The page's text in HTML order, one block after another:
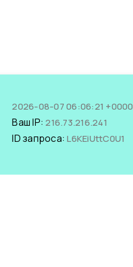
2026-08-07 06:06:21 +0000
Ваш IP:216.73.216.241
ID запроса:L6KEiUttC0U1